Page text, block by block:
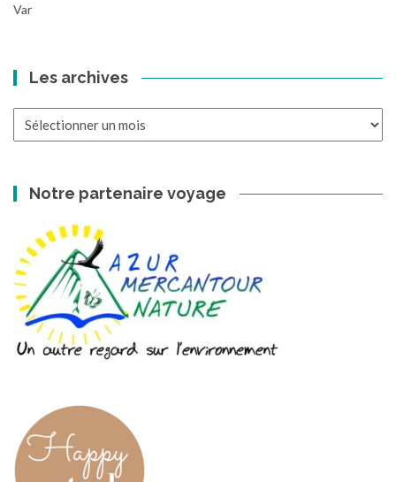
Var
Les archives
Notre partenaire voyage